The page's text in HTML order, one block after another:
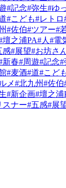
#記念#弥生#ゆ
#こども#レトロ
#佐伯#ツアー#
壇之浦PA#人 #電
感#展望#お坊さ
新春#周遊#記念#
#麦酒#道#こど
メ#北九州#佐伯
#新企画#壇之浦
スナー#五感#展